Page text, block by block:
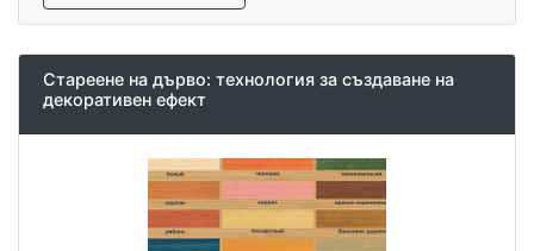
Стареене на дърво: технология за създаване на
декоративен ефект